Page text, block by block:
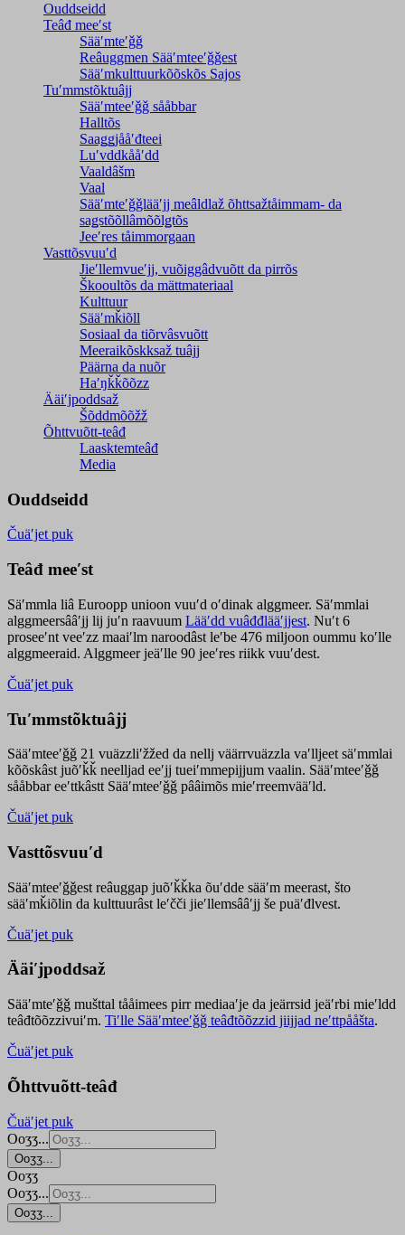
Ouddseidd
Teâđ meeʹst
Sääʹmteʹǧǧ
Reâuggmen Sääʹmteeʹǧǧest
Sääʹmkulttuurkõõskõs Sajos
Tuʹmmstõktuâjj
Sääʹmteeʹǧǧ sååbbar
Halltõs
Saaǥǥjååʹđteei
Luʹvddkååʹdd
Vaaldâšm
Vaal
Sääʹmteʹǧǧlääʹjj meâldlaž õhttsažtåimmam- da
saǥstõõllâmõõlǥtõs
Jeeʹres tåimmorgaan
Vasttõsvuuʹd
Jieʹllemvueʹjj, vuõiggâdvuõtt da pirrõs
Škooultõs da mättmateriaal
Kulttuur
Sääʹmǩiõll
Sosiaal da tiõrvâsvuõtt
Meeraikõskksaž tuâjj
Päärna da nuõr
Haʹŋǩǩõõzz
Ääiʹjpoddsaž
Šõddmõõžž
Õhttvuõtt-teâđ
Laasktemteâđ
Media
Ouddseidd
Čuäʹjet puk
Teâđ meeʹst
Säʹmmla liâ Euroopp unioon vuuʹd oʹdinak alggmeer. Säʹmmlai
alggmeersââʹjj lij juʹn raavuum Lääʹdd vuâđđlääʹjjest. Nuʹt 6
proseeʹnt veeʹzz maaiʹlm naroodâst leʹbe 476 miljoon oummu koʹlle
alggmeeraid. Alggmeer jeäʹlle 90 jeeʹres riikk vuuʹdest.
Čuäʹjet puk
Tuʹmmstõktuâjj
Sääʹmteeʹǧǧ 21 vuäzzliʹžžed da nellj väärrvuäzzla vaʹlljeet säʹmmlai
kõõskâst juõʹǩǩ neelljad eeʹjj tueiʹmmepijjum vaalin. Sääʹmteeʹǧǧ
sååbbar eeʹttkâstt Sääʹmteeʹǧǧ pââimõs mieʹrreemvääʹld.
Čuäʹjet puk
Vasttõsvuuʹd
Sääʹmteeʹǧǧest reâuggap juõʹǩǩka õuʹdde sääʹm meerast, što
sääʹmǩiõlin da kulttuurâst leʹčči jieʹllemsââʹjj še puäʹđlvest.
Čuäʹjet puk
Ääiʹjpoddsaž
Sääʹmteʹǧǧ mušttal tååimees pirr mediaaʹje da jeärrsid jeäʹrbi mieʹldd
teâđtõõzzivuiʹm. Tiʹlle Sääʹmteeʹǧǧ teâđtõõzzid jiijjad neʹttpååšta.
Čuäʹjet puk
Õhttvuõtt-teâđ
Čuäʹjet puk
Ooʒʒ...
Ooʒʒ...
Ooʒʒ
Ooʒʒ...
Ooʒʒ...